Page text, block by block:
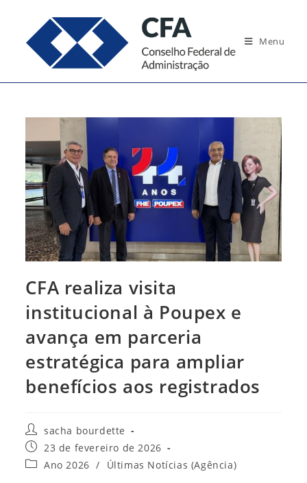
conteúdo
Menu
CFA realiza visita
institucional à Poupex e
avança em parceria
estratégica para ampliar
benefícios aos registrados
Autor
do
post:
sacha bourdette
Post
publicado:
23 de fevereiro de 2026
Categoria
Ano 2026 / Últimas Notícias (Agência)